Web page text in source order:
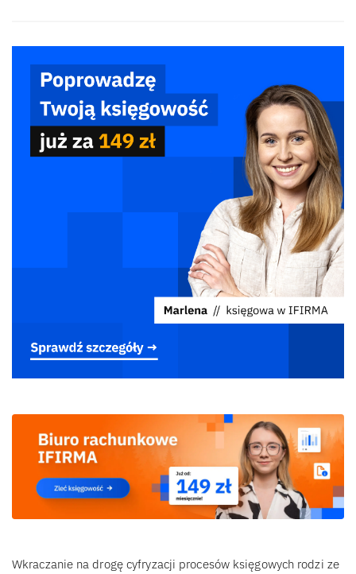
Wkraczanie na drogę cyfryzacji procesów księgowych rodzi ze